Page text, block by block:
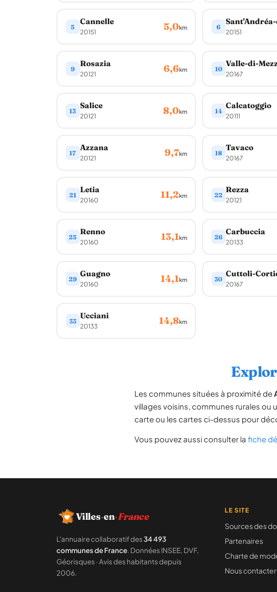
5
Cannelle
20151 5,0km 6
20151
9
Rosazia
20121 6,6km 10
Valle-di-
20167
13
Salice
20121 8,0km 14
Calcatoggio
20111
17
Azzana
20121 9,7km 18
Tavaco
20167
21
Letia
20160 11,2km 22
Rezza
20121
25
Renno
20160 13,1km 26
Carbuccia
20133
29
Guagno
20160 14,1km 30
Cuttoli-
20167
33
Ucciani
20133 14,8km
Les communes situées à proximité de
villages voisins, communes rurales ou
carte ou les cartes ci-dessus pour
Vous pouvez aussi consulter la fiche
Villes·en·France
L'annuaire collaboratif des34 493
communes de France. Données INSEE, DVF,
Géorisques · Avis des habitants depuis
2006.
LE SITE
Sources des
Partenaires
Charte de
Nous contacter